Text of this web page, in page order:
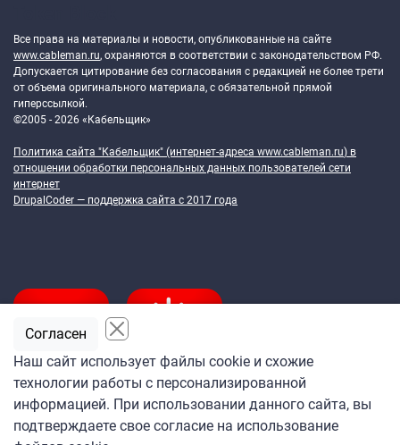
Все права на материалы и новости, опубликованные на сайте
www.cableman.ru, охраняются в соответствии с законодательством РФ.
Допускается цитирование без согласования с редакцией не более трети
от объема оригинального материала, с обязательной прямой
гиперссылкой.
©2005 - 2026 «Кабельщик»
Политика сайта "Кабельщик" (интернет-адреса www.cableman.ru) в
отношении обработки персональных данных пользователей сети
интернет
DrupalCoder — поддержка сайта c 2017 года
Подпишитесь
на ежедневную рассылку
«Кабельщика»
Наш сайт использует файлы cookie и схожие
технологии работы с персонализированной
информацией. При использовании данного сайта, вы
подтверждаете свое согласие на использование
Согласен